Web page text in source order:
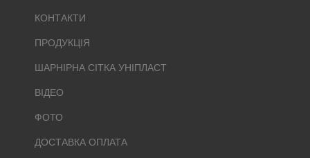
КОНТАКТИ
ПРОДУКЦІЯ
ШАРНІРНА СІТКА УНІПЛАСТ
ВІДЕО
ФОТО
ДОСТАВКА ОПЛАТА